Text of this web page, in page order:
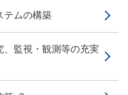
ムの構築
監視・観測等の充実